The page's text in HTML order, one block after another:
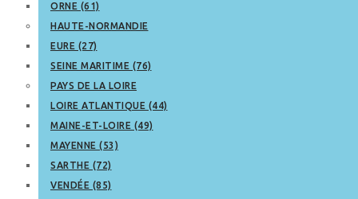
ORNE (61)
HAUTE-NORMANDIE
EURE (27)
SEINE MARITIME (76)
PAYS DE LA LOIRE
LOIRE ATLANTIQUE (44)
MAINE-ET-LOIRE (49)
MAYENNE (53)
SARTHE (72)
VENDÉE (85)